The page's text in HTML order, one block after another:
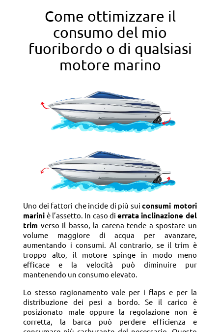
Come ottimizzare il
consumo del mio
fuoribordo o di qualsiasi
motore marino
Uno dei fattori che incide di più suiconsumi motori
marini è l’assetto. In caso dierrata inclinazione del
trim verso il basso, la carena tende a spostare un
volume maggiore di acqua per avanzare,
aumentando i consumi. Al contrario, se il trim è
troppo alto, il motore spinge in modo meno
efficace e la velocità può diminuire pur
mantenendo un consumo elevato.
Lo stesso ragionamento vale per i flaps e per la
distribuzione dei pesi a bordo. Se il carico è
posizionato male oppure la regolazione non è
corretta, la barca può perdere efficienza e